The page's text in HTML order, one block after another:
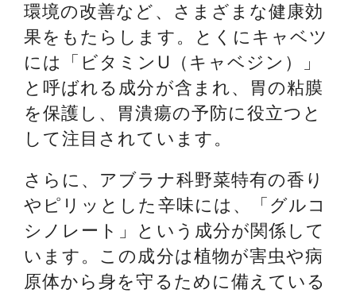
環境の改善など、さまざまな健康効
果をもたらします。とくにキャベツ
には「ビタミンU（キャベジン）」
と呼ばれる成分が含まれ、胃の粘膜
を保護し、胃潰瘍の予防に役立つと
して注目されています。
さらに、アブラナ科野菜特有の香り
やピリッとした辛味には、「グルコ
シノレート」という成分が関係して
います。この成分は植物が害虫や病
原体から身を守るために備えている